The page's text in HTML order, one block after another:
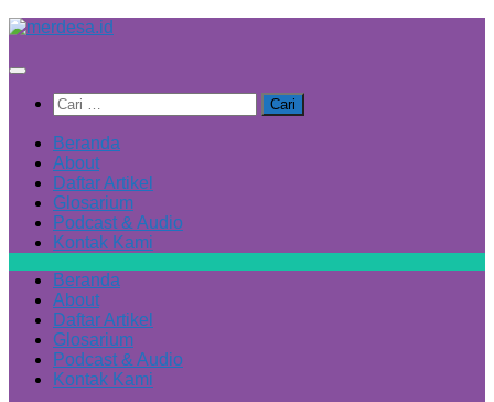
Skip
content
Cari
untuk:
Beranda
About
Daftar Artikel
Glosarium
Podcast & Audio
Kontak Kami
Beranda
About
Daftar Artikel
Glosarium
Podcast & Audio
Kontak Kami